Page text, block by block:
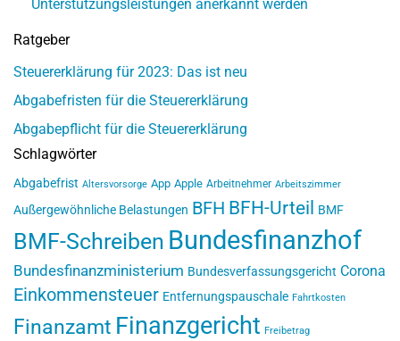
Unterstützungsleistungen anerkannt werden
Ratgeber
Steuererklärung für 2023: Das ist neu
Abgabefristen für die Steuererklärung
Abgabepflicht für die Steuererklärung
Schlagwörter
Abgabefrist Altersvorsorge App Apple Arbeitnehmer Arbeitszimmer
Außergewöhnliche Belastungen BFH BFH-Urteil BMF
BMF-Schreiben Bundesfinanzhof
Bundesfinanzministerium Bundesverfassungsgericht Corona
Einkommensteuer Entfernungspauschale Fahrtkosten
Finanzamt Finanzgericht Freibetrag